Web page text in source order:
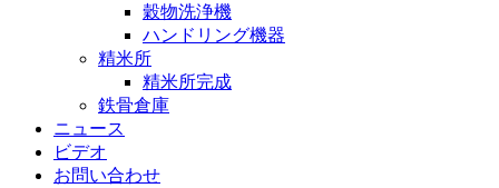
穀物洗浄機
ハンドリング機器
精米所
精米所完成
鉄骨倉庫
ニュース
ビデオ
お問い合わせ